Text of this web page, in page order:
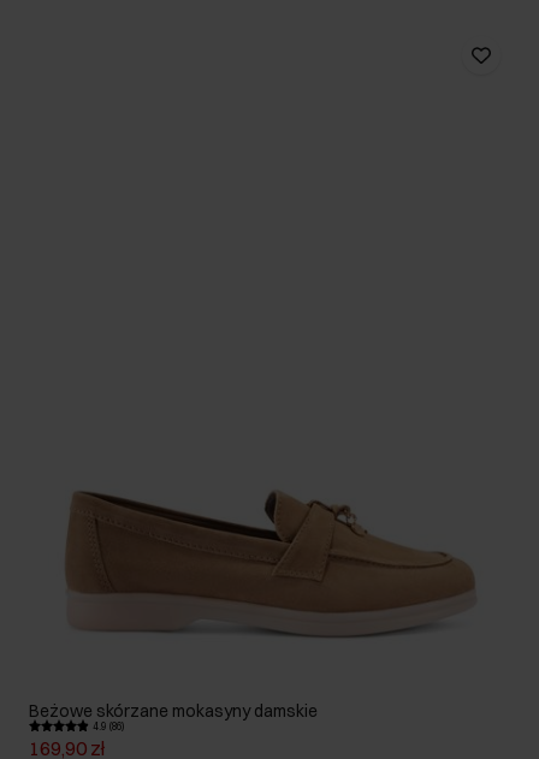
Beżowe skórzane mokasyny damskie
4.9 (86)
169,90 zł